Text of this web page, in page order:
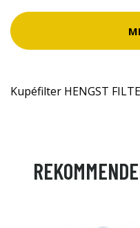
Kupéfilter HENGST